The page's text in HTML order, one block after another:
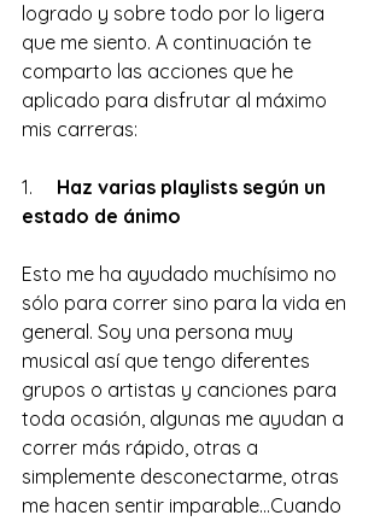
logrado y sobre todo por lo ligera
que me siento. A continuación te
comparto las acciones que he
aplicado para disfrutar al máximo
mis carreras:
1. Haz varias playlists según un
estado de ánimo
Esto me ha ayudado muchísimo no
sólo para correr sino para la vida en
general. Soy una persona muy
musical así que tengo diferentes
grupos o artistas y canciones para
toda ocasión, algunas me ayudan a
correr más rápido, otras a
simplemente desconectarme, otras
me hacen sentir imparable…Cuando